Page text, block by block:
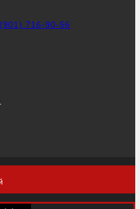
716-90-56